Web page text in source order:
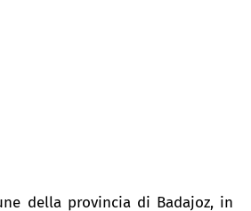
della provincia di Badajoz, in